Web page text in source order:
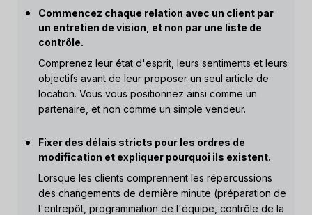
Commencez chaque relation avec un client par
un entretien de vision, et non par une liste de
contrôle.
Comprenez leur état d'esprit, leurs sentiments et leurs
objectifs avant de leur proposer un seul article de
location. Vous vous positionnez ainsi comme un
partenaire, et non comme un simple vendeur.
Fixer des délais stricts pour les ordres de
modification et expliquer pourquoi ils existent.
Lorsque les clients comprennent les répercussions
des changements de dernière minute (préparation de
l'entrepôt, programmation de l'équipe, contrôle de la